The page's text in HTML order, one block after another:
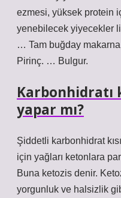
ezmesi, yüksek protein
yenebilecek yiyecekler
… Tam buğday
Pirinç. … Bulgur.
Karbonhidratı
yapar mı?
Şiddetli karbonhidrat
için yağları ketonlara
Buna ketozis denir.
yorgunluk ve halsizlik